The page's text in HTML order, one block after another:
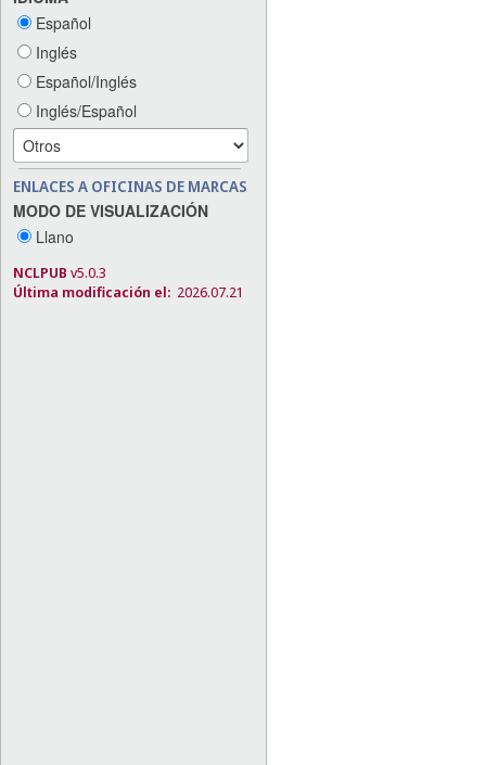
Español
Inglés
Español/Inglés
Inglés/Español
ENLACES A OFICINAS DE MARCAS
MODO DE VISUALIZACIÓN
Llano
NCLPUB v5.0.3
Última modificación el: 2026.07.21